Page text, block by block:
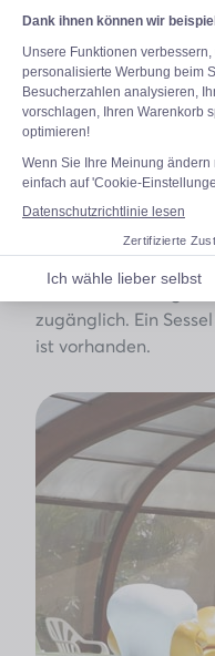
In der Hochsaison
Uhr geöffnet.
In der
Uhr geöffnet.
Das Tragen von
nicht gestattet.
Der
zugänglich. Ein
ist vorhanden.